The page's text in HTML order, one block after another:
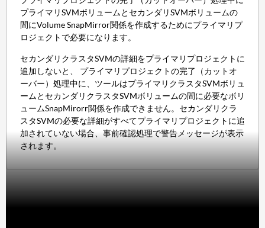
プライマリSVMボリュームとセカンダリSVMボリュームの
間にVolume SnapMirror関係を作成するためにプライマリプ
ロジェクトで必要になります。
セカンダリクラスタSVMの詳細をプライマリプロジェクトに
追加しないと、 プライマリプロジェクトの完了（カットオ
ーバー）処理中に、ツールはプライマリクラスタSVMボリュ
ームとセカンダリクラスタSVMボリュームの間に必要なボリ
ュームSnapMirorr関係を作成できません。セカンダリクラ
スタSVMの必要な詳細がすべてプライマリプロジェクトに追
加されていない場合、事前確認処理で警告メッセージが表示
されます。